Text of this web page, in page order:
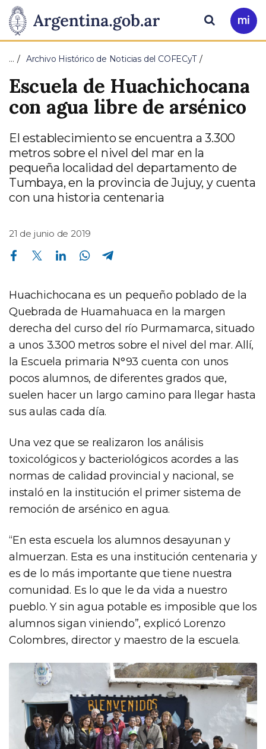
Presidencia
de
la
Nación
Pasar al contenido principal
Ir
a
Buscar
… Archivo Histórico de Noticias del COFECyT
Escuela de Huachichocana
con agua libre de arsénico
El establecimiento se encuentra a 3.300
metros sobre el nivel del mar en la
pequeña localidad del departamento de
Tumbaya, en la provincia de Jujuy, y cuenta
con una historia centenaria
21 de junio de 2019
Compartir en Facebook Compartir en Twitter Compartir en Linkedin Compartir en Whatsapp
Huachichocana es un pequeño poblado de la
Quebrada de Huamahuaca en la margen
derecha del curso del río Purmamarca, situado
a unos 3.300 metros sobre el nivel del mar. Allí,
la Escuela primaria N°93 cuenta con unos
pocos alumnos, de diferentes grados que,
suelen hacer un largo camino para llegar hasta
sus aulas cada día.
Una vez que se realizaron los análisis
toxicológicos y bacteriológicos acordes a las
normas de calidad provincial y nacional, se
instaló en la institución el primer sistema de
remoción de arsénico en agua.
“En esta escuela los alumnos desayunan y
almuerzan. Esta es una institución centenaria y
es de lo más importante que tiene nuestra
comunidad. Es lo que le da vida a nuestro
pueblo. Y sin agua potable es imposible que los
alumnos sigan viniendo”, explicó Lorenzo
Colombres, director y maestro de la escuela.